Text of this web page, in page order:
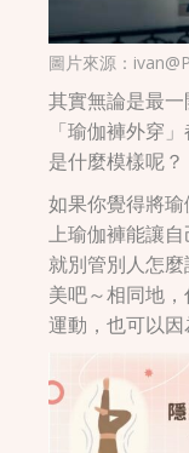
圖片來源：
其實無論是最
「瑜伽褲外穿
是什麼模樣呢？
如果你覺得將
上瑜伽褲能讓
就別管別人怎
美吧～相同地
運動，也可以因